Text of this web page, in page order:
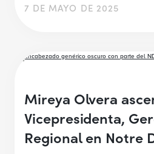
7 DE MAYO DE 2025
Mireya Olvera
Vicepresidenta,
Regional en Notre